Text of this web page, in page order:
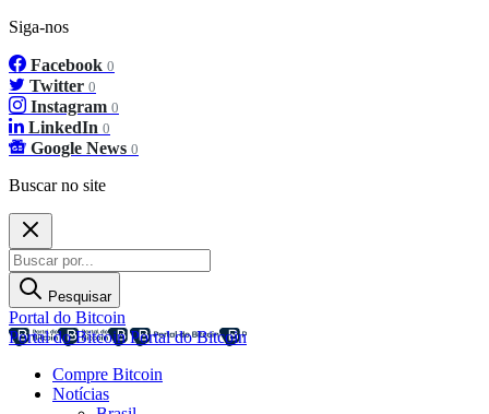
Siga-nos
Facebook 0
Twitter 0
Instagram 0
LinkedIn 0
Google News 0
Buscar no site
Pesquisar
Portal do Bitcoin
Portal do BitcoinPortal do Bitcoin
Compre Bitcoin
Notícias